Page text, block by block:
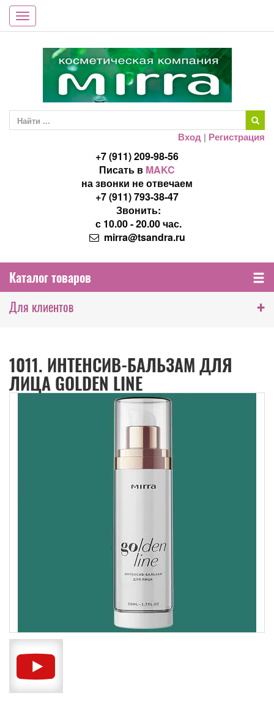
Toggle
navigation
Вход | Регистрация
+7 (911) 209-98-56
Писать в MAKC
на звонки не отвечаем
+7 (911) 793-38-47
Звонить:
с 10.00 - 20.00 час.
mirra@tsandra.ru
Каталог товаров
Для клиентов
+
1011. ИНТЕНСИВ-БАЛЬЗАМ ДЛЯ
ЛИЦА GOLDEN LINE